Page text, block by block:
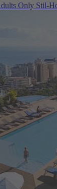
Only Stil-